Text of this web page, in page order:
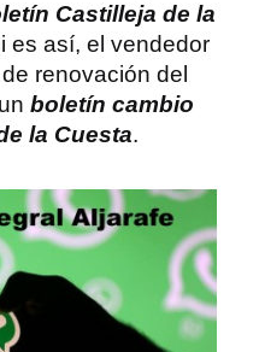
Castilleja de la
es así, el vendedor
renovación del
boletín cambio
la Cuesta.